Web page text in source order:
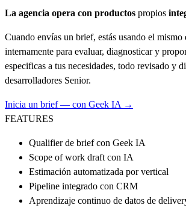
La agencia opera con productos propios
Cuando envías un brief, estás usando el mismo
internamente para evaluar, diagnosticar y
especificas a tus necesidades, todo revisado y
desarrolladores Senior.
Inicia un brief — con Geek IA →
FEATURES
Qualifier de brief con Geek IA
Scope of work draft con IA
Estimación automatizada por vertical
Pipeline integrado con CRM
Aprendizaje continuo de datos de